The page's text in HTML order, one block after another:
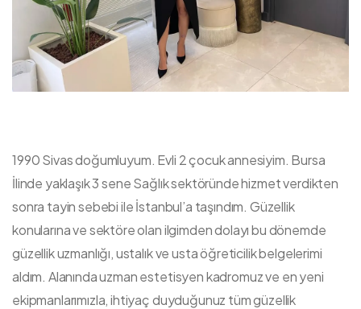
1990 Sivas doğumluyum. Evli 2 çocuk annesiyim. Bursa
İlinde yaklaşık 3 sene Sağlık sektöründe hizmet verdikten
sonra tayin sebebi ile İstanbul’a taşındım. Güzellik
konularına ve sektöre olan ilgimden dolayı bu dönemde
güzellik uzmanlığı, ustalık ve usta öğreticilik belgelerimi
aldım. Alanında uzman estetisyen kadromuz ve en yeni
ekipmanlarımızla, ihtiyaç duyduğunuz tüm güzellik